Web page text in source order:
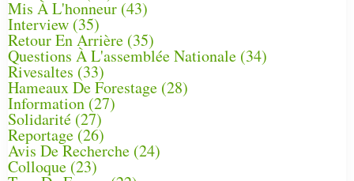
Mis À L'honneur (43)
Interview (35)
Retour En Arrière (35)
Questions À L'assemblée Nationale (34)
Rivesaltes (33)
Hameaux De Forestage (28)
Information (27)
Solidarité (27)
Reportage(26)
Avis De Recherche (24)
Colloque (23)